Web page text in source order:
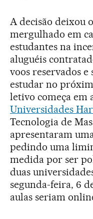
A decisão deixou
mergulhado em
estudantes na
aluguéis
voos reservados e
estudar no
letivo começa em
Universidades
Tecnologia de
apresentaram
pedindo uma
medida por ser
duas
segunda-feira, 6
aulas seriam